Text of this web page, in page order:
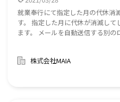
就業奉行にて指定した月の代休消
す。 指定した月に代休が消滅してしまう対象者リストを出力し
ます。 メールを自動送信する別
株式会社MAIA